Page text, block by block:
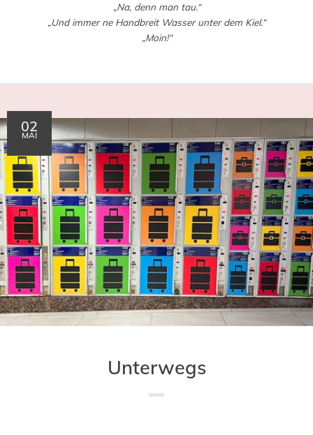
„Na, denn man tau.“
„Und immer ne Handbreit Wasser unter dem Kiel.“
„Moin!“
02
MAI
Unterwegs